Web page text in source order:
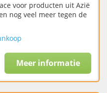
voor producten uit Azië
nog veel meer tegen de
Meer informatie